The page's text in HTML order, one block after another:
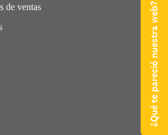
de ventas
¿Qué te pareció nuestra web?